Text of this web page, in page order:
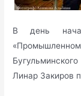
В день
Линар Закиров